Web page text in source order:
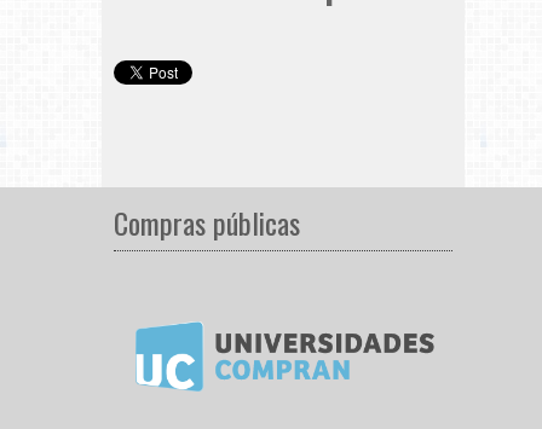
Compras públicas